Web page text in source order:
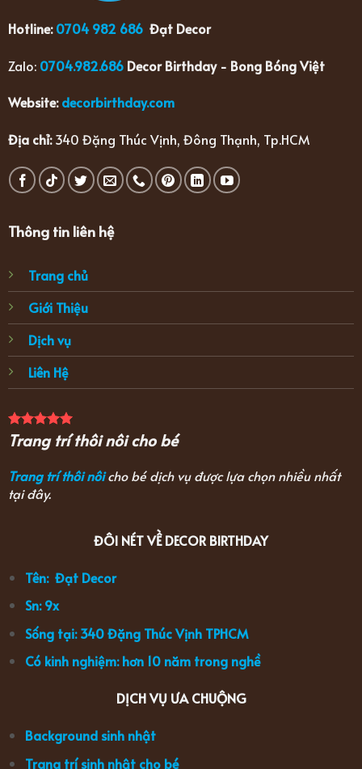
Hotline:0704 982 686 Đạt Decor
Zalo: 0704.982.686 Decor Birthday - Bong Bóng Việt
Website:decorbirthday.com
Địa chỉ:340 Đặng Thúc Vịnh, Đông Thạnh, Tp.HCM
Thông tin liên hệ
Trang chủ
Giới Thiệu
Dịch vụ
Liên Hệ
Trang trí thôi nôi cho bé
Trang trí thôi nôicho bé dịch vụ được lựa chọn nhiều nhất
tại đây.
ĐÔI NÉT VỀ DECOR BIRTHDAY
Tên: Đạt Decor
Sn: 9x
Sống tại: 340 Đặng Thúc Vịnh TPHCM
Có kinh nghiệm: hơn 10 năm trong nghề
DỊCH VỤ ƯA CHUỘNG
Background sinh nhật
Trang trí sinh nhật cho bé